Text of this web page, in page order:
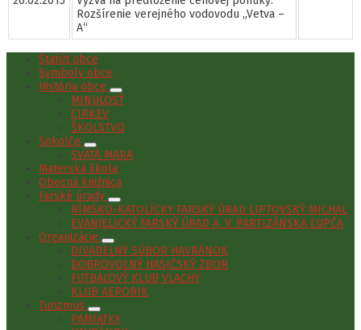
Rozšírenie verejného vodovodu „Vetva –
A“
Štatút obce
Symboly obce
História obce
MINULOSŤ
CIRKEV
ŠKOLSTVO
Sokolče
SVÄTÁ MARA
Materská škola
Obecná knižnica
Farské úrady
RÍMSKO-KATOLÍCKY FARSKÝ ÚRAD LIPTOVSKÝ MICHAL
EVANJELICKÝ FARSKÝ ÚRAD A. V. PARTIZÁNSKA ĽUPČA
Organizácie
DIVADELNÝ SÚBOR HAVRÁNOK
DOBROVOĽNÝ HASIČSKÝ ZBOR
FUTBALOVÝ KLUB VLACHY
KLUB AEROBIK
Turizmus
PAMIATKY